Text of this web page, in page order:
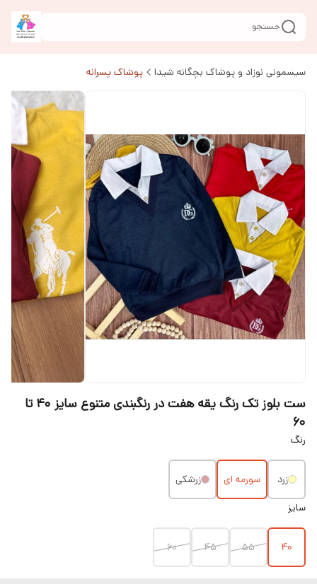
جستجو
سیسمونی نوزاد و پوشاک بچگانه شیدا پوشاک پسرانه
ست بلوز تک رنگ یقه هفت در رنگبندی متنوع سایز ۴۰ تا
۶۰
رنگ
زرد سورمه ای
زرشکی
سایز
۴۰ ۵۵ ۴۵ ۶۰